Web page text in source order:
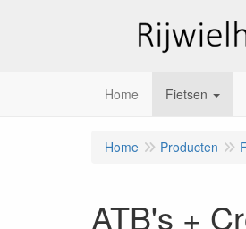
Home Fietsen
Home Producten
ATB's +